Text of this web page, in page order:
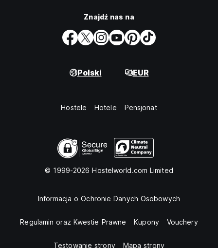
Znajdź nas na
Polski EUR
Hostele Hotele Pensjonat
© 1999-2026 Hostelworld.com Limited
Informacja o Ochronie Danych Osobowych
Regulamin oraz Kwestie Prawne Kupony Vouchery
Testowanie strony Mapa strony